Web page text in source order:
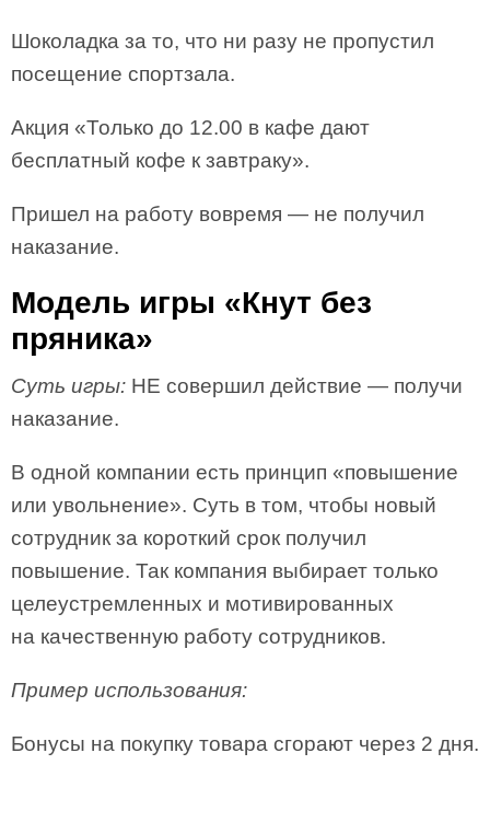
Шоколадка за то, что ни разу не пропустил
посещение спортзала.
Акция «Только до 12.00 в кафе дают
бесплатный кофе к завтраку».
Пришел на работу вовремя — не получил
наказание.
Модель игры «Кнут без
пряника»
Суть игры: НЕ совершил действие — получи
наказание.
В одной компании есть принцип «повышение
или увольнение». Суть в том, чтобы новый
сотрудник за короткий срок получил
повышение. Так компания выбирает только
целеустремленных и мотивированных
на качественную работу сотрудников.
Пример использования:
Бонусы на покупку товара сгорают через 2 дня.